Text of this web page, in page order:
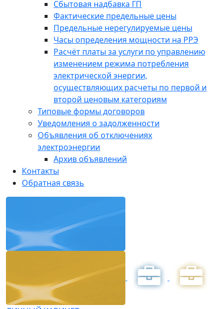
Сбытовая надбавка ГП
Фактические предельные цены
Предельные нерегулируемые цены
Часы определения мощности на РРЭ
Расчёт платы за услуги по управлению
изменением режима потребления
электрической энергии,
осуществляющих расчеты по первой и
второй ценовым категориям
Типовые формы договоров
Уведомления о задолженности
Объявления об отключениях
электроэнергии
Архив объявлений
Контакты
Обратная связь